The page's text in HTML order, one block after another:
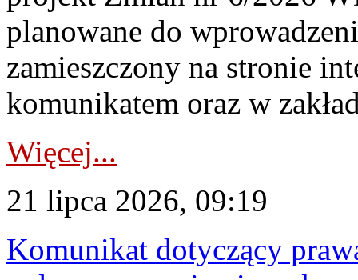
planowane do
zamieszczony na stronie
komunikatem oraz w
Więcej...
21 lipca 2026, 09:19
Komunikat dotyczący